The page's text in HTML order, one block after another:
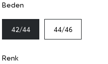
Beden
42/44 44/46
Renk